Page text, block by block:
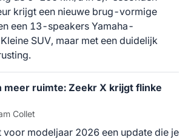
krijgt een nieuwe brug-vormige
een 13-speakers Yamaha-
SUV, maar met een duidelijk
meer ruimte: Zeekr X krijgt flinke
Collet
voor modeljaar 2026 een update die je